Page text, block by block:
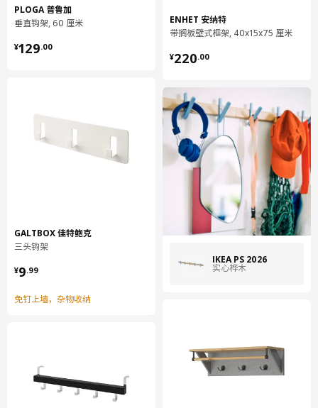
量。
PLOGA 普鲁加
垂直钩架, 60 厘米
¥129.00
¥ 129.00
GALTBOX 佳特鲍克
三头钩架
¥9.99
¥ 9.99
免钉上墙，杂物收纳
ENHET 安纳特
带搁板壁式框架, 40x15x75 厘米
¥220.00
¥ 220.00
IKEA PS 2026
实心桦木